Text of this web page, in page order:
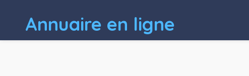
Annuaire en ligne